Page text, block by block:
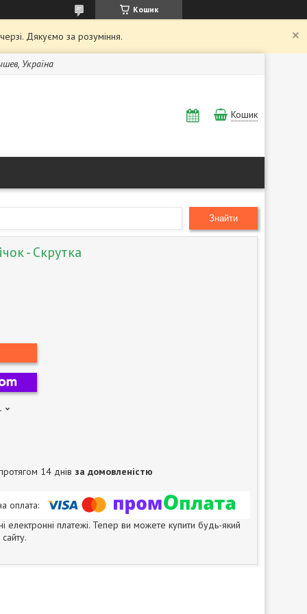
Кошик
Дякуємо за розуміння.
Україна
Кошик
Знайти
- Скрутка
14 днів за домовленістю
електронні платежі. Тепер ви можете купити будь-який